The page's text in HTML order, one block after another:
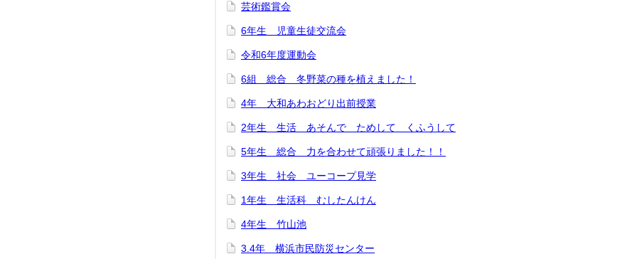
芸術鑑賞会
6年生 児童生徒交流会
令和6年度運動会
6組 総合 冬野菜の種を植えました！
4年 大和あわおどり出前授業
2年生 生活 あそんで ためして くふうして
5年生 総合 力を合わせて頑張りました！！
3年生 社会 ユーコープ見学
1年生 生活科 むしたんけん
4年生 竹山池
3.4年 横浜市民防災センター